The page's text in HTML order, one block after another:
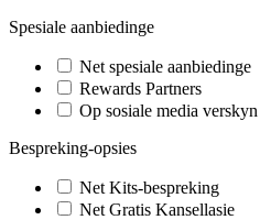
Spesiale aanbiedinge
Net spesiale aanbiedinge
Rewards Partners
Op sosiale media verskyn
Bespreking-opsies
Net Kits-bespreking
Net Gratis Kansellasie